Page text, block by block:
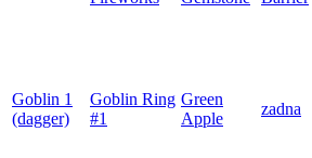
Goblin 1
(dagger)
Goblin Ring
#1
Green
Apple
zadna